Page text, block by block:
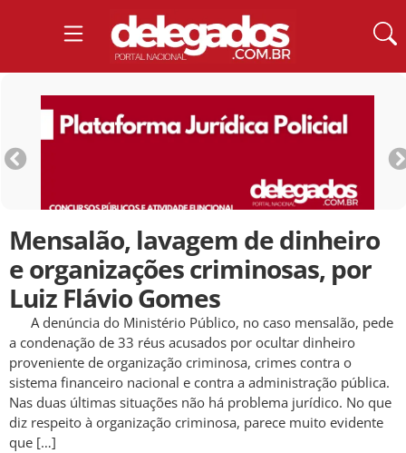
Mensalão, lavagem de dinheiro
e organizações criminosas, por
Luiz Flávio Gomes
A denúncia do Ministério Público, no caso mensalão, pede
a condenação de 33 réus acusados por ocultar dinheiro
proveniente de organização criminosa, crimes contra o
sistema financeiro nacional e contra a administração pública.
Nas duas últimas situações não há problema jurídico. No que
diz respeito à organização criminosa, parece muito evidente
que […]